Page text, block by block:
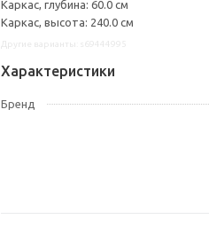
Каркас, глубина: 60.0 см
Каркас, высота: 240.0 см
Характеристики
Бренд